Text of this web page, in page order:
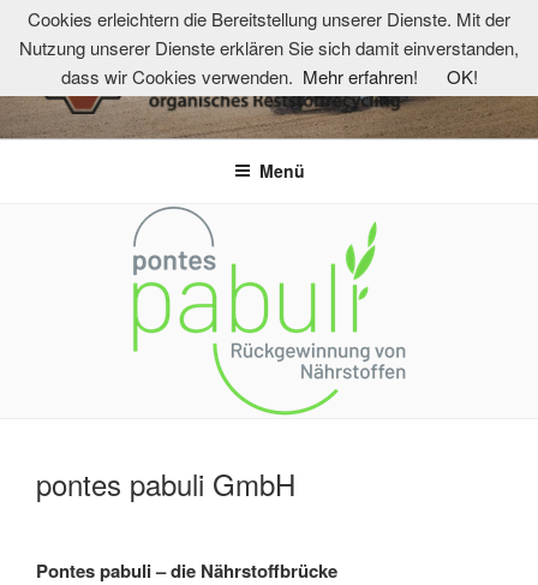
Zum
Inhalt
springen
TKOR-NETZWERK
Technologie- und Kompetenzzentrum organisches Reststoffrecycling
Menü
pontes pabuli GmbH
Pontes pabuli – die Nährstoffbrücke
Cookies erleichtern die Bereitstellung unserer Dienste. Mit der
Nutzung unserer Dienste erklären Sie sich damit einverstanden,
dass wir Cookies verwenden. Mehr erfahren! OK!